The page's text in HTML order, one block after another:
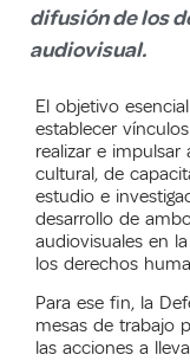
difusión de los
audiovisual.
El objetivo
establecer
realizar e
cultural, de
estudio e
desarrollo de
audiovisuales en
los derechos
Para ese fin, la
mesas de trabajo
las acciones a